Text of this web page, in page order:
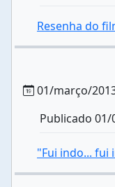
Resenha do
01/março/
Publicado
"Fui indo... fui